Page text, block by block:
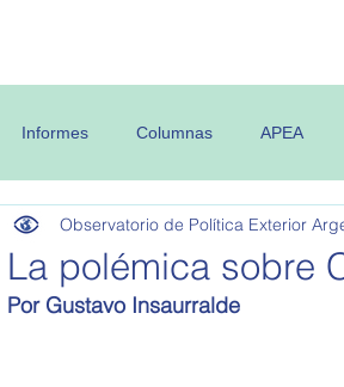
Informes Columnas APEA
La polémica sobre
Observatorio de Política Exterior
Por Gustavo Insaurralde